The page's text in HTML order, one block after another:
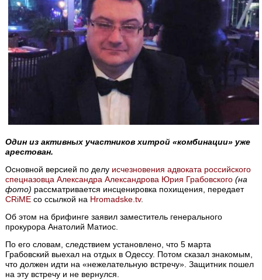
Один из активных участников хитрой «комбинации» уже
арестован.
Основной версией по делу исчезновения адвоката российского
спецназовца Александра Александрова Юрия Грабовского (на
фото) рассматривается инсценировка похищения, передает
CRiME со ссылкой на Hromadske.tv.
Об этом на брифинге заявил заместитель генерального
прокурора Анатолий Матиос.
По его словам, следствием установлено, что 5 марта
Грабовский выехал на отдых в Одессу. Потом сказал знакомым,
что должен идти на «нежелательную встречу». Защитник пошел
на эту встречу и не вернулся.